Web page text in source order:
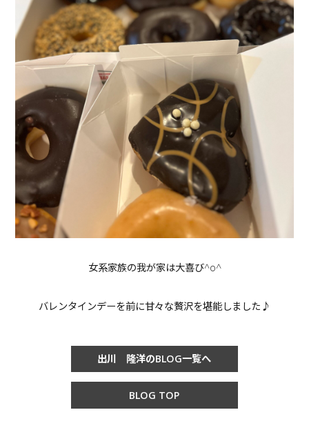
女系家族の我が家は大喜び^o^
バレンタインデーを前に甘々な贅沢を堪能しました♪
出川 隆洋のBLOG一覧へ
BLOG TOP